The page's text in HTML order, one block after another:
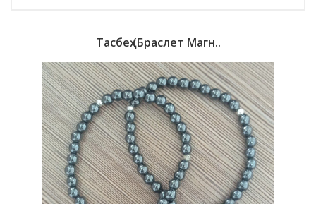
Тасбеҳ (браслет Магн..